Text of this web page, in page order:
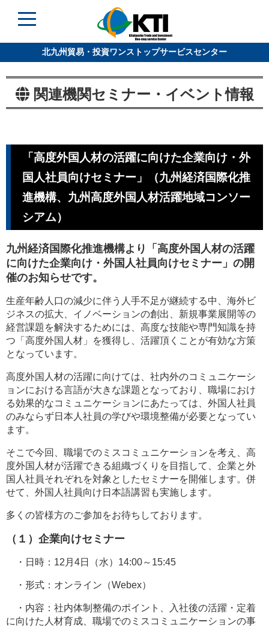
北九州貿易・投資ワンストップサービスセンター
関連機関セミナー・イベント情報
「高度外国人材の活躍に向けた企業向け・外
国人社員向けセミナー」（九州経済国際化推
進機構、九州高度外国人材活躍地域コンソー
シアム）
九州経済国際化推進機構より「高度外国人材の活躍
に向けた企業向け・外国人社員向けセミナー」の開
催のお知らせです。
生産年齢人口の減少に伴う人手不足が継続する中、海外ビ
ジネスの拡大、イノベーションの創出、新規事業展開等の
経営課題を解決するためには、高度な技能や専門知識を持
つ「高度外国人材」を獲得し、活躍頂くことが有効な方策
となっています。
高度外国人材の活躍に向けては、社内外のコミュニケーシ
ョンにおける言語が大きな課題となっており、職場におけ
る効果的なコミュニケーションにあたっては、外国人社員
のみならず日本人社員の学びや環境整備が必要となってい
ます。
そこで今回、職場でのミスコミュニケーションを考え、高
度外国人材が活躍できる組織づくりを目指して、企業と外
国人社員それぞれを対象としたセミナーを開催します。併
せて、外国人社員向け日本語講習も実施します。
多くの皆様方のご参加をお待ちしております。
（１）企業向けセミナー
・日時：12月4日（水）14:00～15:45
・形式：オンライン（Webex）
・内容：社内体制整備のポイント、入社後の活躍・定着
に向けた人材育成、職場でのミスコミュニケーションの事